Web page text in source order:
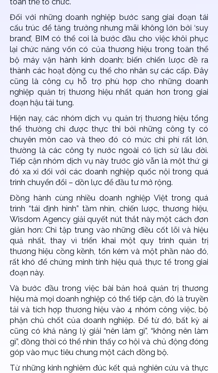
Đối với những doanh nghiệp bước sang giai đoạn tái
cấu trúc để tăng trưởng nhưng mãi không lớn bởi ‘suy
brand’, BIM có thể coi là bước đầu cho việc khôi phục
lại chức năng vốn có của thương hiệu trong toàn thể
bộ máy vận hành kinh doanh; biến chiến lược đề ra
thành các hoạt động cụ thể cho nhân sự các cấp. Đây
cũng là công cụ hỗ trợ phù hợp cho những doanh
nghiệp quản trị thương hiệu nhất quán hơn trong giai
đoạn hậu tái tung.
Hiện nay, các nhóm dịch vụ quản trị thương hiệu tổng
thể thường chỉ được thực thi bởi những công ty có
chuyên môn cao và theo đó có mức chi phí rất lớn,
thường là các công ty nước ngoài có lịch sử lâu đời.
Tiếp cận nhóm dịch vụ này trước giờ vẫn là một thứ gì
đó xa xỉ đối với các doanh nghiệp quốc nội trong quá
trình chuyển đổi – dồn lực để đầu tư mở rộng.
Đồng hành cùng nhiều doanh nghiệp Việt trong quá
trình “tái định hình” tầm nhìn, chiến lược, thương hiệu,
Wisdom Agency giải quyết nút thắt này một cách đơn
giản hơn: Chỉ tập trung vào những điều cốt lõi và hiệu
quả nhất, thay vì triển khai một quy trình quản trị
thương hiệu cồng kềnh, tốn kém và một phần nào đó,
rất khó để chứng minh tính hiệu quả thực tế trong giai
đoạn này.
Và bước đầu trong việc bài bản hoá quản trị thương
hiệu mà mọi doanh nghiệp có thể tiếp cận, đó là truyền
tải và tích hợp thương hiệu vào 4 nhóm công việc, bộ
phận chủ chốt của doanh nghiệp. Để từ đó, bất kỳ ai
cũng có khả năng lý giải “nên làm gì”, “không nên làm
gì”, đồng thời có thể nhìn thấy cơ hội và chủ động đóng
góp vào mục tiêu chung một cách đồng bộ.
Từ những kinh nghiêm đúc kết quả nghiên cứu và thực